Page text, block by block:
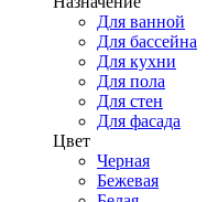
Для ванной
Для бассейна
Для кухни
Для пола
Для стен
Для фасада
Цвет
Черная
Бежевая